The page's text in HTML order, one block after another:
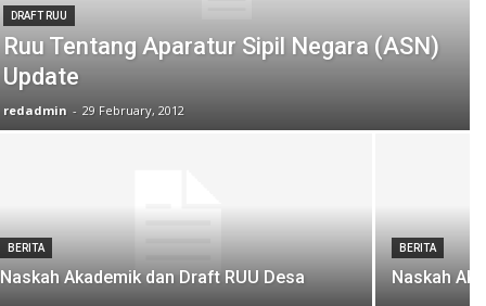
DRAFT RUU
Ruu Tentang Aparatur Sipil Negara (ASN)
Update
redadmin - 29 February, 2012
BERITA
Naskah Akademik dan Draft RUU Desa
BERITA
Naskah